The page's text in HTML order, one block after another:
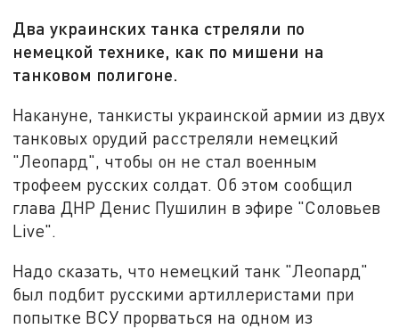
Два украинских танка стреляли по
немецкой технике, как по мишени на
танковом полигоне.
Накануне, танкисты украинской армии из двух
танковых орудий расстреляли немецкий
"Леопард", чтобы он не стал военным
трофеем русских солдат. Об этом сообщил
глава ДНР Денис Пушилин в эфире "Соловьев
Live".
Надо сказать, что немецкий танк "Леопард"
был подбит русскими артиллеристами при
попытке ВСУ прорваться на одном из